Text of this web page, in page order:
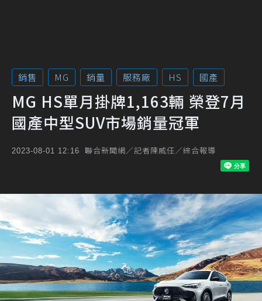
銷售 MG 銷量 服務廠 HS 國產
MG HS單月掛牌1,163輛 榮登7月
國產中型SUV市場銷量冠軍
2023-08-01 12:16 聯合新聞網／記者陳威任／綜合報導